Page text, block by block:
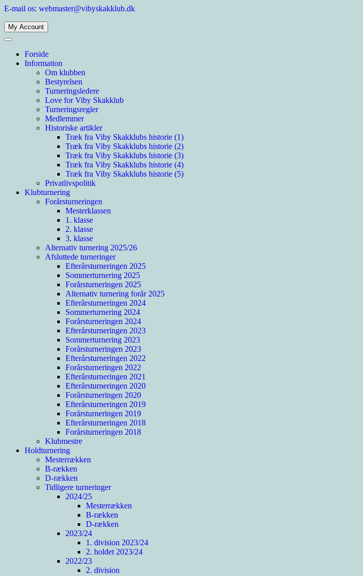
Spring
indhold
E-mail os: webmaster@vibyskakklub.dk
Viby Skakklub
Velkommen til Viby Skakklubs hjemmeside. Viby Skakklub er en af Århus' og Danmarks største skakklubber
My Account
Forside
Information
Om klubben
Bestyrelsen
Turneringsledere
Love for Viby Skakklub
Turneringsregler
Medlemmer
Historiske artikler
Træk fra Viby Skakklubs historie (1)
Træk fra Viby Skakklubs historie (2)
Træk fra Viby Skakklubs historie (3)
Træk fra Viby Skakklubs historie (4)
Træk fra Viby Skakklubs historie (5)
Privatlivspolitik
Klubturnering
Forårsturneringen
Mesterklassen
1. klasse
2. klasse
3. klasse
Alternativ turnering 2025/26
Afsluttede turneringer
Efterårsturneringen 2025
Sommerturnering 2025
Forårsturneringen 2025
Alternativ turnering forår 2025
Efterårsturneringen 2024
Sommerturnering 2024
Forårsturneringen 2024
Efterårsturneringen 2023
Sommerturnering 2023
Forårsturneringen 2023
Efterårsturneringen 2022
Forårsturneringen 2022
Efterårsturneringen 2021
Efterårsturneringen 2020
Forårsturneringen 2020
Efterårsturneringen 2019
Forårsturneringen 2019
Efterårsturneringen 2018
Forårsturneringen 2018
Klubmestre
Holdturnering
Mesterrækken
B-rækken
D-rækken
Tidligere turneringer
2024/25
Mesterrækken
B-rækken
D-rækken
2023/24
1. division 2023/24
2. holdet 2023/24
2022/23
2. division